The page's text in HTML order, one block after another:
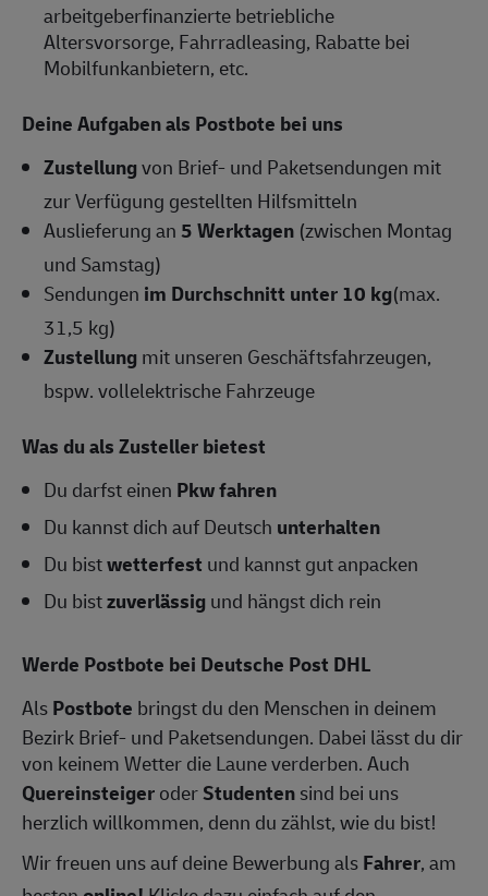
arbeitgeberfinanzierte betriebliche
Altersvorsorge, Fahrradleasing, Rabatte bei
Mobilfunkanbietern, etc.
Deine Aufgaben als Postbote bei uns
Zustellungvon Brief- und Paketsendungen mit
zur Verfügung gestellten Hilfsmitteln
Auslieferung an5 Werktagen (zwischen Montag
und Samstag)
Sendungen im Durchschnitt unter 10 kg(max.
31,5 kg)
Zustellungmit unseren Geschäftsfahrzeugen,
bspw. vollelektrische Fahrzeuge
Was du als Zusteller bietest
Du darfst einen Pkw fahren
Du kannst dich auf Deutsch unterhalten
Du bistwetterfest und kannst gut anpacken
Du bistzuverlässigund hängst dich rein
Werde Postbote bei Deutsche Post DHL
AlsPostbote bringst du den Menschen in deinem
Bezirk Brief- und Paketsendungen. Dabei lässt du dir
von keinem Wetter die Laune verderben. Auch
QuereinsteigeroderStudentensind bei uns
herzlich willkommen, denn du zählst, wie du bist!
Wir freuen uns auf deine Bewerbung alsFahrer, am